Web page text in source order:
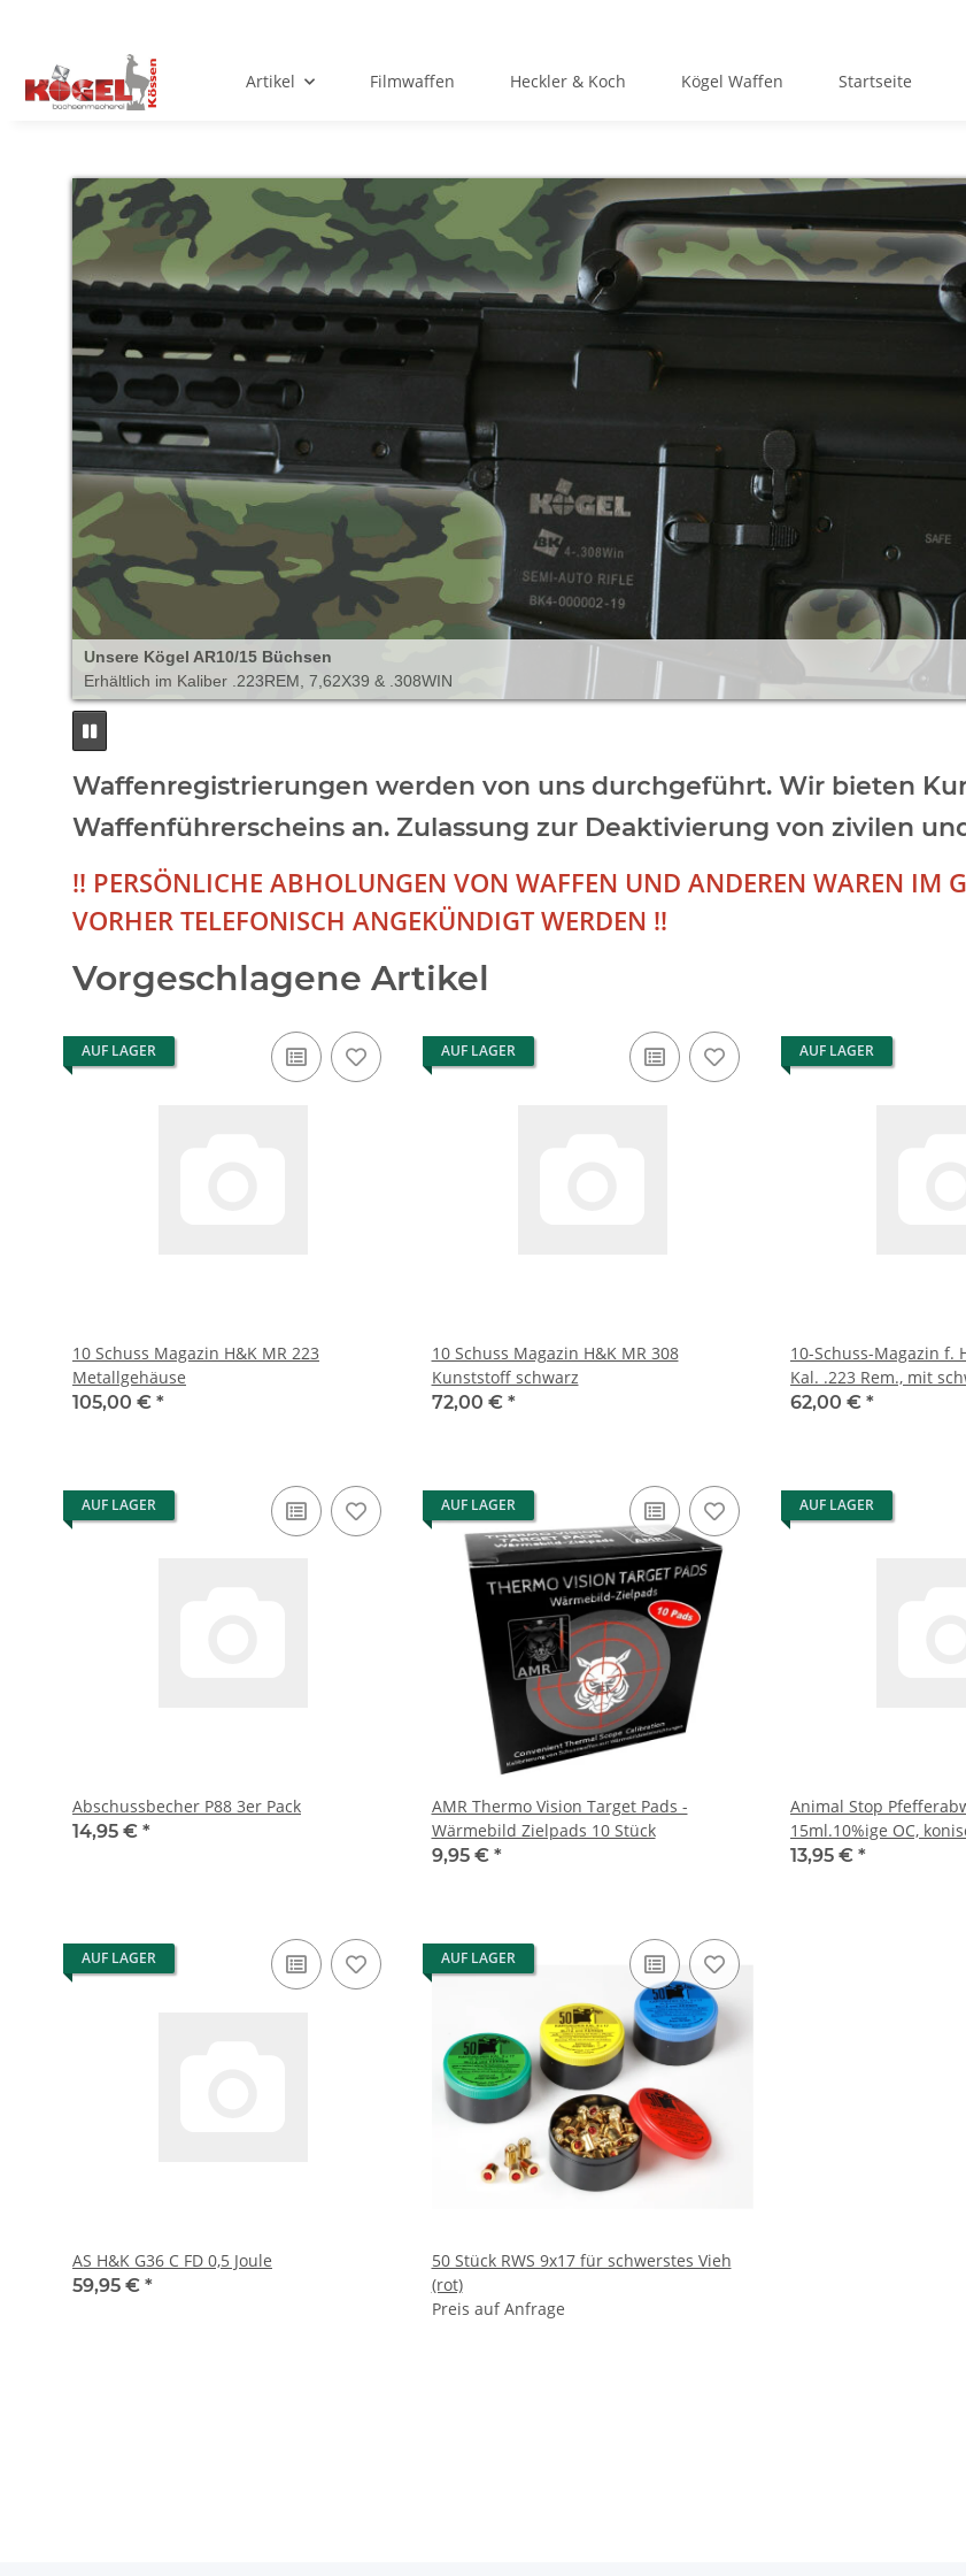
Artikel Filmwaffen Heckler & Koch Kögel Waffen Startseite
Unsere Kögel AR10/15 Büchsen
Erhältlich im Kaliber .223REM, 7,62X39 & .308WIN
Waffenregistrierungen werden von uns durchgeführt. Wir bieten
Waffenführerscheins an. Zulassung zur Deaktivierung von zivilen
!! PERSÖNLICHE ABHOLUNGEN VON WAFFEN UND ANDEREN WAREN IM
VORHER TELEFONISCH ANGEKÜNDIGT WERDEN !!
Vorgeschlagene Artikel
AUF LAGER
10 Schuss Magazin H&K MR 223
Metallgehäuse
105,00 € *
AUF LAGER
10 Schuss Magazin H&K MR 308
Kunststoff schwarz
72,00 € *
AUF LAGER
10-Schuss-Magazin f.
Kal. .223 Rem., mit
Magazinboden
62,00 € *
AUF LAGER
Abschussbecher P88 3er Pack
14,95 € *
AUF LAGER
AMR Thermo Vision Target Pads -
Wärmebild Zielpads 10 Stück
9,95 € *
AUF LAGER
Animal Stop
15ml.10%ige OC,
13,95 € *
AUF LAGER
AS H&K G36 C FD 0,5 Joule
59,95 € *
AUF LAGER
50 Stück RWS 9x17 für schwerstes Vieh
(rot)
Preis auf Anfrage